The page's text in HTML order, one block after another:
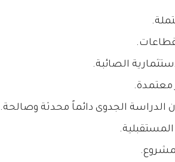
الصائبة.
معتمدة.
الدراسة الجدوى دائماً محدثة وصالحة.